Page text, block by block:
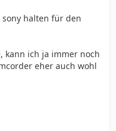
halten für den
kann ich ja immer noch
eher auch wohl